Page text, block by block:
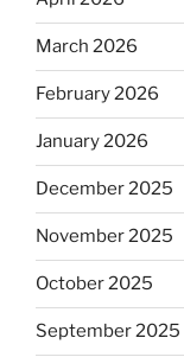
March 2026
February 2026
January 2026
December 2025
November 2025
October 2025
September 2025